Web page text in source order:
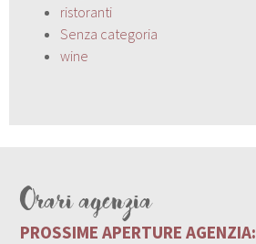
ristoranti
Senza categoria
wine
Orari agenzia
PROSSIME APERTURE AGENZIA: